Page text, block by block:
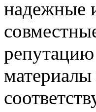
надежные
репутацию
материалы